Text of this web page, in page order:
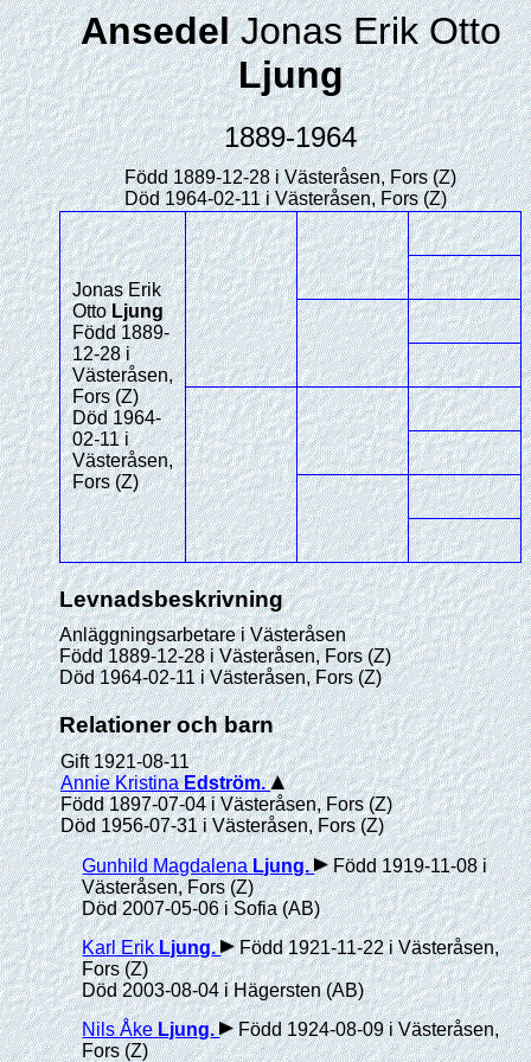
AnsedelJonas Erik Otto
Ljung
1889-1964
Född 1889-12-28 i Västeråsen, Fors (Z)
Död 1964-02-11 i Västeråsen, Fors (Z)
Jonas Erik
Otto Ljung
Född 1889-
12-28 i
Västeråsen,
Fors (Z)
Död 1964-
02-11 i
Västeråsen,
Fors (Z)
Levnadsbeskrivning
Anläggningsarbetare i Västeråsen
Född 1889-12-28 i Västeråsen, Fors (Z)
Död 1964-02-11 i Västeråsen, Fors (Z)
Relationer och barn
Gift 1921-08-11
Annie Kristina Edström.
Född 1897-07-04 i Västeråsen, Fors (Z)
Död 1956-07-31 i Västeråsen, Fors (Z)
Gunhild Magdalena Ljung.
Född 1919-11-08 i
Västeråsen, Fors (Z)
Död 2007-05-06 i Sofia (AB)
Karl Erik Ljung.
Född 1921-11-22 i Västeråsen,
Fors (Z)
Död 2003-08-04 i Hägersten (AB)
Nils Åke Ljung.
Född 1924-08-09 i Västeråsen,
Fors (Z)